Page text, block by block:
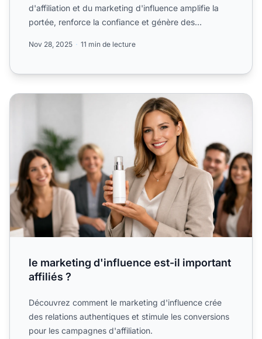
d'affiliation et du marketing d'influence amplifie la
portée, renforce la confiance et génère des
Nov 28, 2025 11 min de lecture
le marketing d'influence est-il important affiliés ?
le marketing d'influence est-il important
affiliés ?
Découvrez comment le marketing d'influence crée
des relations authentiques et stimule les conversions
pour les campagnes d'affiliation.